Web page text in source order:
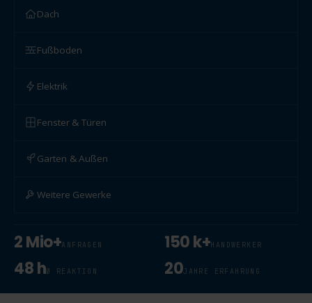
Dach
Fußboden
Elektrik
Fenster & Türen
Garten & Außen
Weitere Gewerke
2 Mio+ANFRAGEN 150 k+HANDWERKER
48 hØ REAKTION 20JAHRE ERFAHRUNG